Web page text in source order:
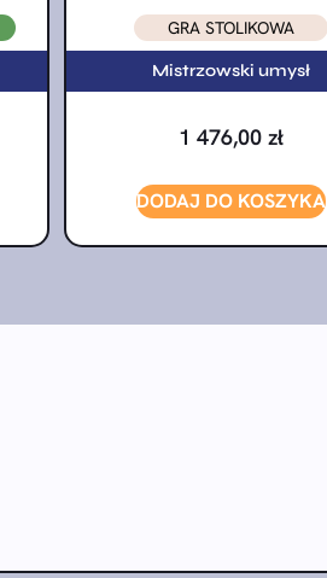
GRA STOLIKOWA
Mistrzowski umysł
1 476,00 zł
DODAJ DO KOSZYKA